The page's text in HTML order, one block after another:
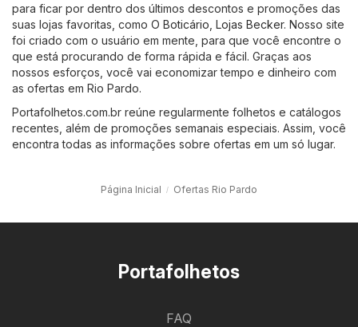
para ficar por dentro dos últimos descontos e promoções das
suas lojas favoritas, como O Boticário Lojas Becker. Nosso site
foi criado com o usuário em mente, para que você encontre o
que está procurando de forma rápida e fácil. Graças aos
nossos esforços, você vai economizar tempo e dinheiro com
as ofertas em Rio Pardo.
Portafolhetos.com.br reúne regularmente folhetos e catálogos
recentes, além de promoções semanais especiais. Assim, você
encontra todas as informações sobre ofertas em um só lugar.
Página Inicial Ofertas Rio Pardo
Portafolhetos
FAQ